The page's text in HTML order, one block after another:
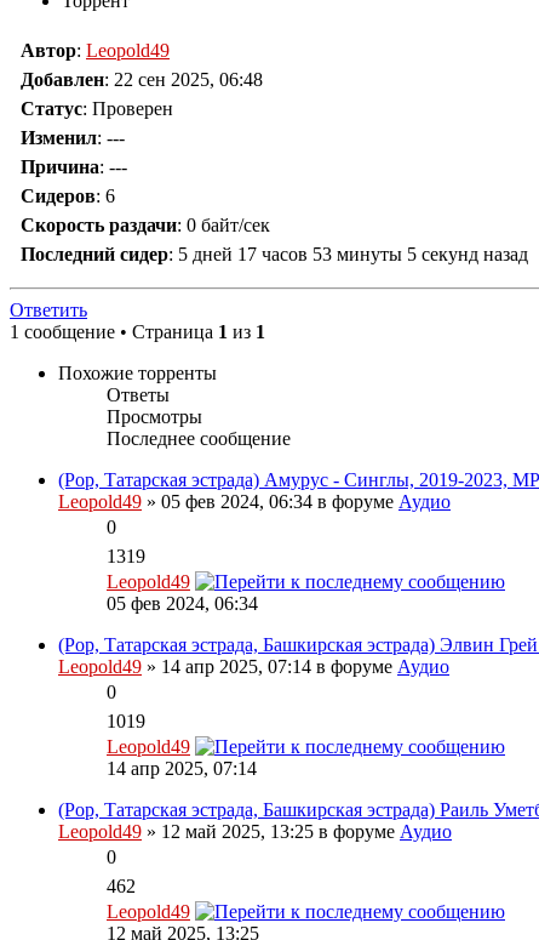
Автор: Leopold49
Добавлен: 22 сен 2025, 06:48
Статус: Проверен
Изменил: ---
Причина: ---
Сидеров: 6
Скорость раздачи: 0 байт/сек
Последний сидер: 5 дней 17 часов 53 минуты 5 секунд назад
Ответить
1 сообщение • Страница 1 из 1
Похожие торренты
Ответы
Просмотры
Последнее сообщение
(Pop, Татарская эстрада) Амурус - Синглы, 2019-2023,
Leopold49 » 05 фев 2024, 06:34 в форуме Аудио
0
1319
Leopold49
05 фев 2024, 06:34
(Pop, Татарская эстрада, Башкирская эстрада) Элвин
Leopold49 » 14 апр 2025, 07:14 в форуме Аудио
0
1019
Leopold49
14 апр 2025, 07:14
(Pop, Татарская эстрада, Башкирская эстрада) Раиль
Leopold49 » 12 май 2025, 13:25 в форуме Аудио
0
462
Leopold49
12 май 2025, 13:25